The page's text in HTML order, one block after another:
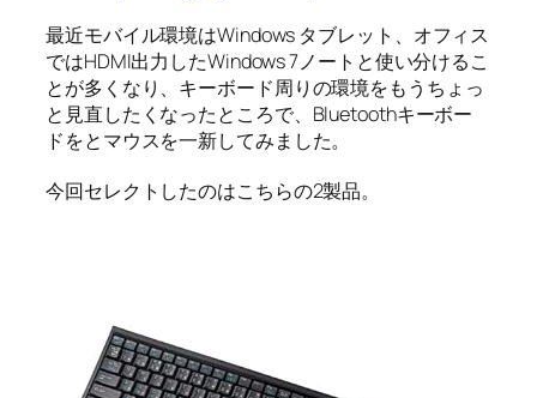
最近モバイル環境はWindows タブレット、オフィス
ではHDMI出力したWindows 7ノートと使い分けるこ
とが多くなり、キーボード周りの環境をもうちょっ
と見直したくなったところで、Bluetoothキーボー
ドをとマウスを一新してみました。
今回セレクトしたのはこちらの2製品。